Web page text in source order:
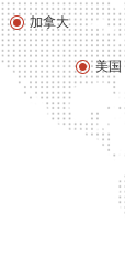
加拿大
美国